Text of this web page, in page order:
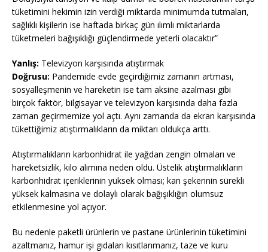
tüketimini hekimin izin verdiği miktarda minimumda tutmaları,
sağlıklı kişilerin ise haftada birkaç gün ılımlı miktarlarda
tüketmeleri bağışıklığı güçlendirmede yeterli olacaktır”
Yanlış: Televizyon karşısında atıştırmak
Doğrusu: Pandemide evde geçirdiğimiz zamanın artması,
sosyalleşmenin ve hareketin ise tam aksine azalması gibi
birçok faktör, bilgisayar ve televizyon karşısında daha fazla
zaman geçirmemize yol açtı. Aynı zamanda da ekran karşısında
tükettiğimiz atıştırmalıkların da miktarı oldukça arttı.
Atıştırmalıkların karbonhidrat ile yağdan zengin olmaları ve
hareketsizlik, kilo alımına neden oldu. Üstelik atıştırmalıkların
karbonhidrat içeriklerinin yüksek olması; kan şekerinin sürekli
yüksek kalmasına ve dolaylı olarak bağışıklığın olumsuz
etkilenmesine yol açıyor.
Bu nedenle paketli ürünlerin ve pastane ürünlerinin tüketimini
azaltmanız, hamur işi gıdaları kısıtlanmanız, taze ve kuru